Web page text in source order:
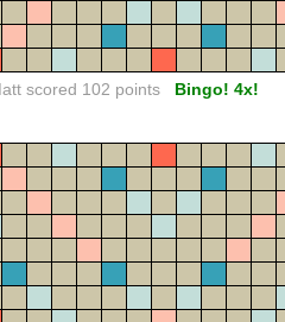
scored 102 points Bingo! 4x!